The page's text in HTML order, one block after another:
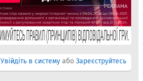
Увійдіть в систему або Зареєструйтесь